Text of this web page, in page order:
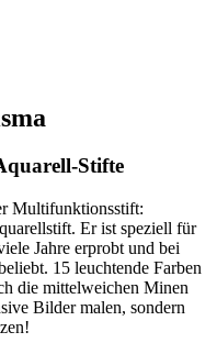
Stifte
Multifunktionsstift:
Er ist speziell für
Jahre erprobt und bei
15 leuchtende Farben
die mittelweichen Minen
Bilder malen, sondern